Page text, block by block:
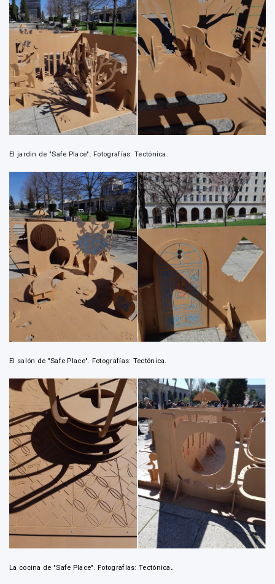
El jardin de "Safe Place". Fotografías: Tectónica.
El salón de "Safe Place". Fotografías: Tectónica.
La cocina de "Safe Place". Fotografías: Tectónica .